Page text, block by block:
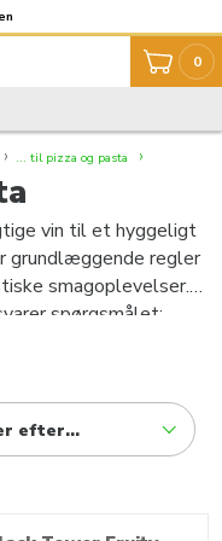
999,-
0
... til pizza og pasta
vin til et hyggeligt
grundlæggende regler
smagoplevelser.
spørgsmålet:
at lave maden
vælger vin til pizza,
bestemmer valg af
når du vælger pizzaer
stærk parmaskinke.
efter...